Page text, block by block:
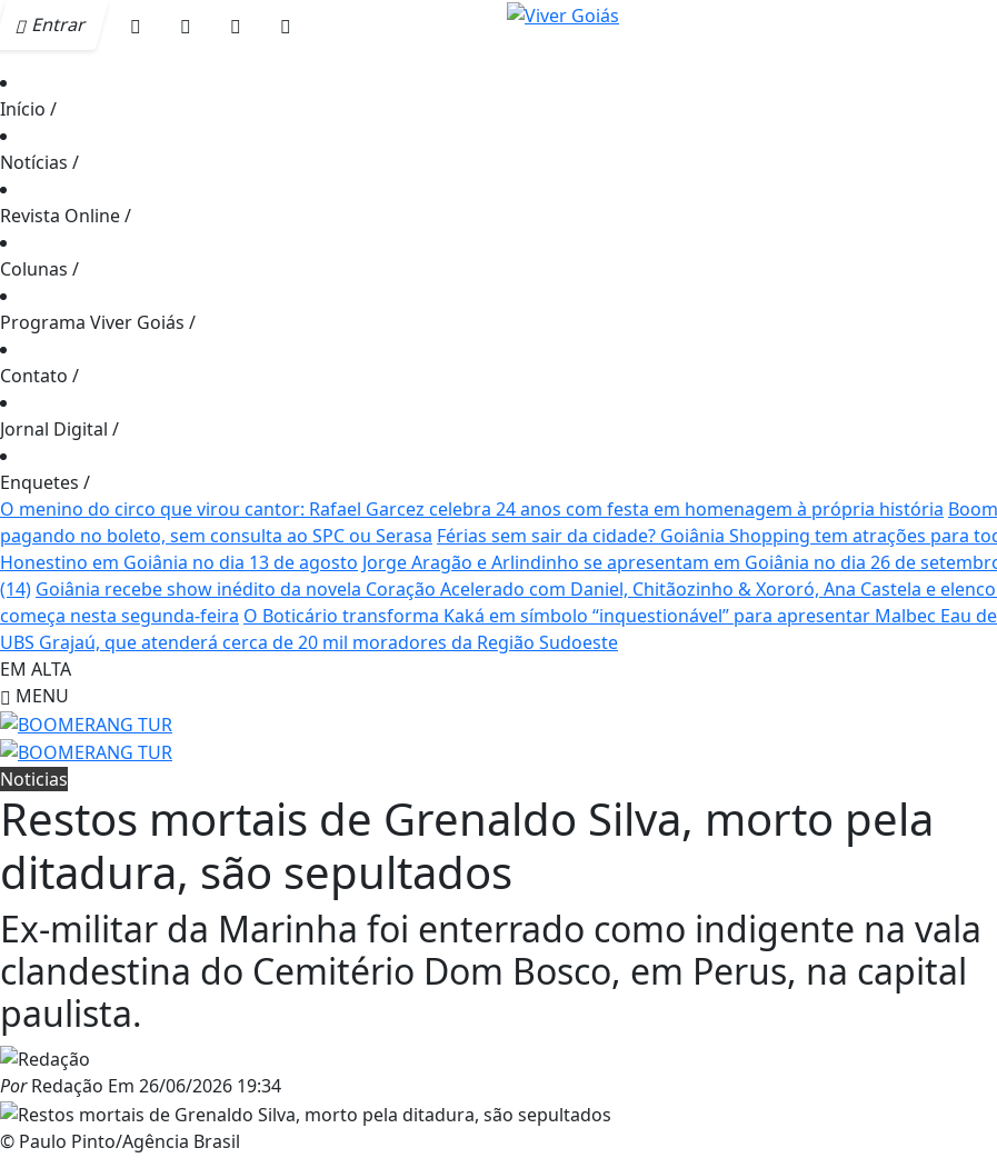
Entrar
Início /
Notícias /
Revista Online/
Colunas /
Programa Viver Goiás /
Contato /
Jornal Digital /
Enquetes /
O menino do circo que virou cantor: Rafael Garcez celebra 24 anos com festa em homenagem à própria história
pagando no boleto, sem consulta ao SPC ou Serasa Férias sem sair da cidade? Goiânia Shopping tem atrações para
Honestino em Goiânia no dia 13 de agosto Jorge Aragão e Arlindinho se apresentam em Goiânia no dia 26 de
(14) Goiânia recebe show inédito da novela Coração Acelerado com Daniel, Chitãozinho & Xororó, Ana Castela e
começa nesta segunda-feira O Boticário transforma Kaká em símbolo “inquestionável” para apresentar Malbec Eau
UBS Grajaú, que atenderá cerca de 20 mil moradores da Região Sudoeste
EM ALTA
MENU
Noticias
Restos mortais de Grenaldo Silva, morto pela
ditadura, são sepultados
Ex-militar da Marinha foi enterrado como indigente na vala
clandestina do Cemitério Dom Bosco, em Perus, na capital
paulista.
PorRedação Em 26/06/2026 19:34
© Paulo Pinto/Agência Brasil